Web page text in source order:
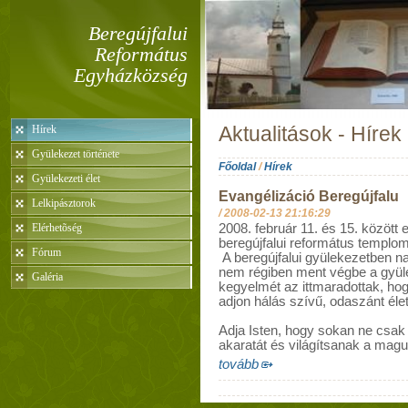
Beregújfalui
Református
Egyházközség
Hírek
Gyülekezet története
Gyülekezeti élet
Lelkipásztorok
Elérhetõség
Fórum
Galéria
Aktualitások - Hírek
Főoldal/Hírek
Evangélizáció Beregújfalu
/2008-02-13 21:16:29
2008. február 11. és 15. között
beregújfalui református
A beregújfalui gyülekezetben
nem régiben ment végbe a
kegyelmét az ittmaradottak,
adjon hálás szívű, odaszánt
Adja Isten, hogy sokan ne
akaratát és világítsanak a
tovább